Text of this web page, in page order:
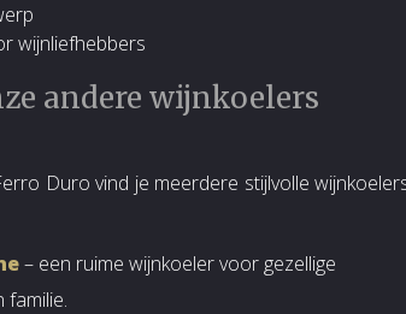
wijnliefhebbers
andere wijnkoelers
Duro vind je meerdere stijlvolle
– een ruime wijnkoeler voor gezellige
familie.